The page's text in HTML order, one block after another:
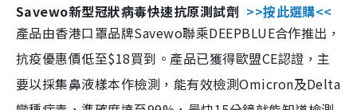
Savewo新型冠狀病毒快速抗原測試劑 >>按此選購<<
產品由香港口罩品牌Savewo聯乘DEEPBLUE合作推出，
抗疫優惠價低至$18買到。產品已獲得歐盟CE認證，主
要以採集鼻液樣本作檢測，能有效檢測Omicron及Delta